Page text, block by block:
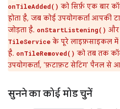
onTileAdded() को सिर्फ़ एक बार
होता है, जब कोई उपयोगकर्ता आपकी
जोड़ता है. onStartListening() और
TileService के पूरे लाइफ़साइकल में
है. onTileRemoved() को तब तक
उपयोगकर्ता, 'फ़टाफ़ट सेटिंग' पैनल से
सुनने का कोई मोड चुनें